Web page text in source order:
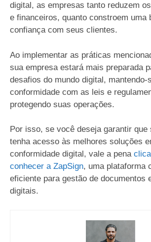
digital, as empresas tanto reduzem
e financeiros, quanto constroem uma
confiança com seus clientes.
Ao implementar as práticas
sua empresa estará mais preparada
desafios do mundo digital, mantendo-
conformidade com as leis e
protegendo suas operações.
Por isso, se você deseja garantir que
tenha acesso às melhores soluções
conformidade digital, vale a pena
conhecer a ZapSign, uma plataforma
eficiente para gestão de documentos
digitais.